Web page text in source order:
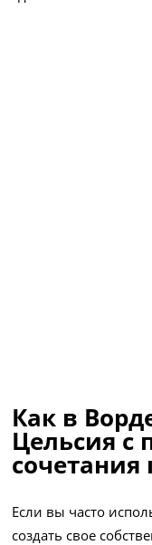
Как в
Цельсия с
Если вы часто
создать свое